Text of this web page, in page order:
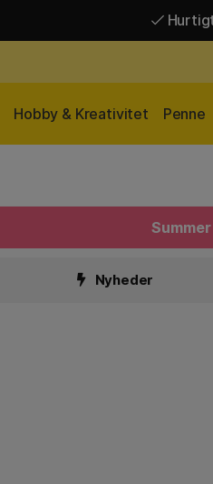
Hobby & Kreativitet Penne
Nyheder